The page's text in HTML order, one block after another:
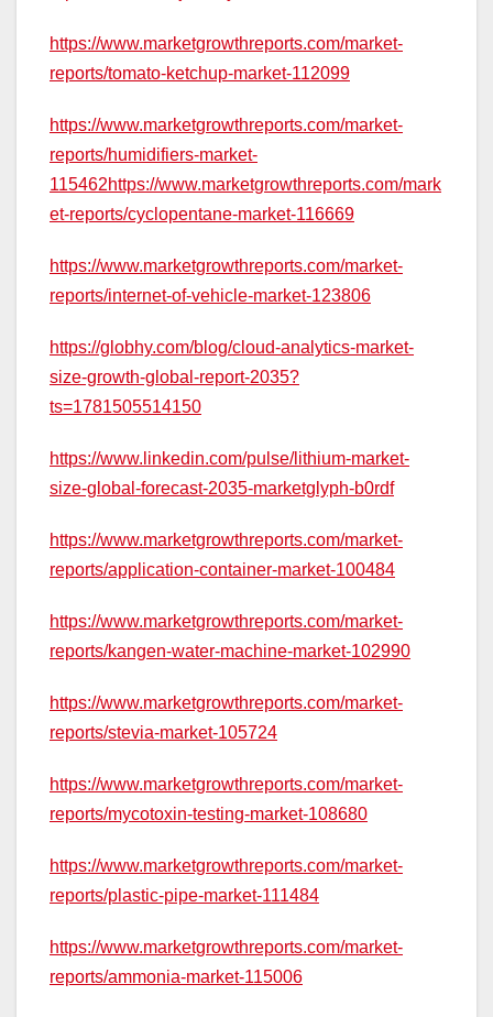
https://www.marketgrowthreports.com/market-
reports/tomato-ketchup-market-112099
https://www.marketgrowthreports.com/market-
reports/humidifiers-market-
115462https://www.marketgrowthreports.com/mark
et-reports/cyclopentane-market-116669
https://www.marketgrowthreports.com/market-
reports/internet-of-vehicle-market-123806
https://globhy.com/blog/cloud-analytics-market-
size-growth-global-report-2035?
ts=1781505514150
https://www.linkedin.com/pulse/lithium-market-
size-global-forecast-2035-marketglyph-b0rdf
https://www.marketgrowthreports.com/market-
reports/application-container-market-100484
https://www.marketgrowthreports.com/market-
reports/kangen-water-machine-market-102990
https://www.marketgrowthreports.com/market-
reports/stevia-market-105724
https://www.marketgrowthreports.com/market-
reports/mycotoxin-testing-market-108680
https://www.marketgrowthreports.com/market-
reports/plastic-pipe-market-111484
https://www.marketgrowthreports.com/market-
reports/ammonia-market-115006